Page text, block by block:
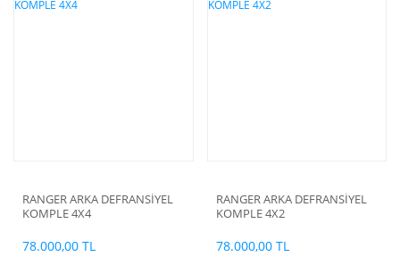
RANGER ARKA DEFRANSİYEL
KOMPLE 4X4
78.000,00 TL
RANGER ARKA DEFRANSİYEL
KOMPLE 4X2
78.000,00 TL